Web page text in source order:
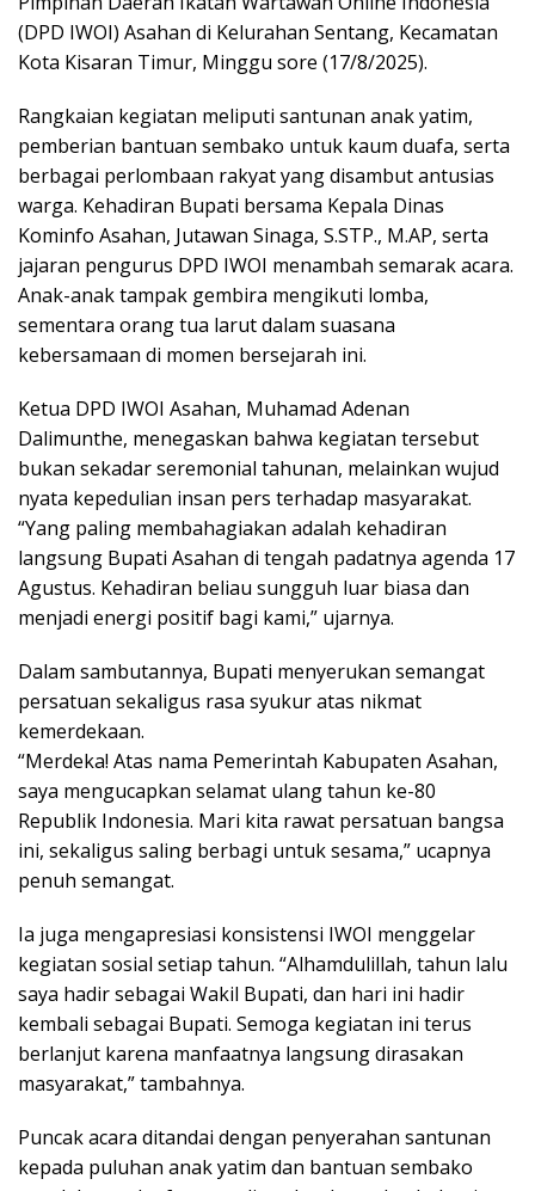
(DPD IWOI) Asahan di Kelurahan Sentang, Kecamatan
Kota Kisaran Timur, Minggu sore (17/8/2025).
Rangkaian kegiatan meliputi santunan anak yatim,
pemberian bantuan sembako untuk kaum duafa, serta
berbagai perlombaan rakyat yang disambut antusias
warga. Kehadiran Bupati bersama Kepala Dinas
Kominfo Asahan, Jutawan Sinaga, S.STP., M.AP, serta
jajaran pengurus DPD IWOI menambah semarak acara.
Anak-anak tampak gembira mengikuti lomba,
sementara orang tua larut dalam suasana
kebersamaan di momen bersejarah ini.
Ketua DPD IWOI Asahan, Muhamad Adenan
Dalimunthe, menegaskan bahwa kegiatan tersebut
bukan sekadar seremonial tahunan, melainkan wujud
nyata kepedulian insan pers terhadap masyarakat.
“Yang paling membahagiakan adalah kehadiran
langsung Bupati Asahan di tengah padatnya agenda 17
Agustus. Kehadiran beliau sungguh luar biasa dan
menjadi energi positif bagi kami,” ujarnya.
Dalam sambutannya, Bupati menyerukan semangat
persatuan sekaligus rasa syukur atas nikmat
kemerdekaan.
“Merdeka! Atas nama Pemerintah Kabupaten Asahan,
saya mengucapkan selamat ulang tahun ke-80
Republik Indonesia. Mari kita rawat persatuan bangsa
ini, sekaligus saling berbagi untuk sesama,” ucapnya
penuh semangat.
Ia juga mengapresiasi konsistensi IWOI menggelar
kegiatan sosial setiap tahun. “Alhamdulillah, tahun lalu
saya hadir sebagai Wakil Bupati, dan hari ini hadir
kembali sebagai Bupati. Semoga kegiatan ini terus
berlanjut karena manfaatnya langsung dirasakan
masyarakat,” tambahnya.
Puncak acara ditandai dengan penyerahan santunan
kepada puluhan anak yatim dan bantuan sembako